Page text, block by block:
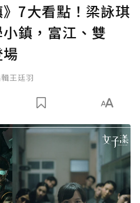
7大看點！梁詠琪
鎮，富江、雙
王廷羽